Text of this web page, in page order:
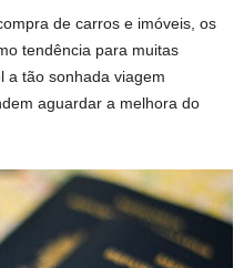
de carros e imóveis, os
tendência para muitas
a tão sonhada viagem
aguardar a melhora do